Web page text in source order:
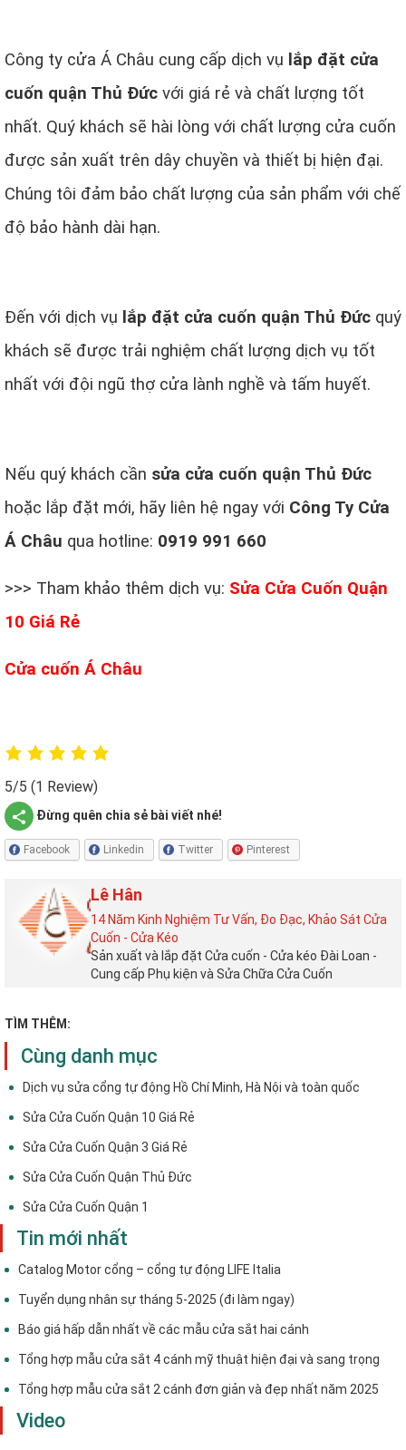
Công ty cửa Á Châu cung cấp dịch vụ lắp đặt cửa
cuốn quận Thủ Đức với giá rẻ và chất lượng tốt
nhất. Quý khách sẽ hài lòng với chất lượng cửa cuốn
được sản xuất trên dây chuyền và thiết bị hiện đại.
Chúng tôi đảm bảo chất lượng của sản phẩm với chế
độ bảo hành dài hạn.
Đến với dịch vụ lắp đặt cửa cuốn quận Thủ Đức quý
khách sẽ được trải nghiệm chất lượng dịch vụ tốt
nhất với đội ngũ thợ cửa lành nghề và tấm huyết.
Nếu quý khách cần sửa cửa cuốn quận Thủ Đức
hoặc lắp đặt mới, hãy liên hệ ngay với Công Ty Cửa
Á Châu qua hotline: 0919 991 660
>>> Tham khảo thêm dịch vụ: Sửa Cửa Cuốn Quận
10 Giá Rẻ
Cửa cuốn Á Châu
5/5 (1 Review)
Đừng quên chia sẻ bài viết nhé!
Facebook Linkedin Twitter Pinterest
Lê Hân
14 Năm Kinh Nghiệm Tư Vấn, Đo Đạc, Khảo Sát Cửa
Cuốn - Cửa Kéo
Sản xuất và lắp đặt Cửa cuốn - Cửa kéo Đài Loan -
Cung cấp Phụ kiện và Sửa Chữa Cửa Cuốn
TÌM THÊM:
Cùng danh mục
Dịch vụ sửa cổng tự động Hồ Chí Minh, Hà Nội và toàn quốc
Sửa Cửa Cuốn Quận 10 Giá Rẻ
Sửa Cửa Cuốn Quận 3 Giá Rẻ
Sửa Cửa Cuốn Quận Thủ Đức
Sửa Cửa Cuốn Quận 1
Tin mới nhất
Catalog Motor cổng – cổng tự động LIFE Italia
Tuyển dụng nhân sự tháng 5-2025 (đi làm ngay)
Báo giá hấp dẫn nhất về các mẫu cửa sắt hai cánh
Tổng hợp mẫu cửa sắt 4 cánh mỹ thuật hiện đại và sang trọng
Tổng hợp mẫu cửa sắt 2 cánh đơn giản và đẹp nhất năm 2025
Video